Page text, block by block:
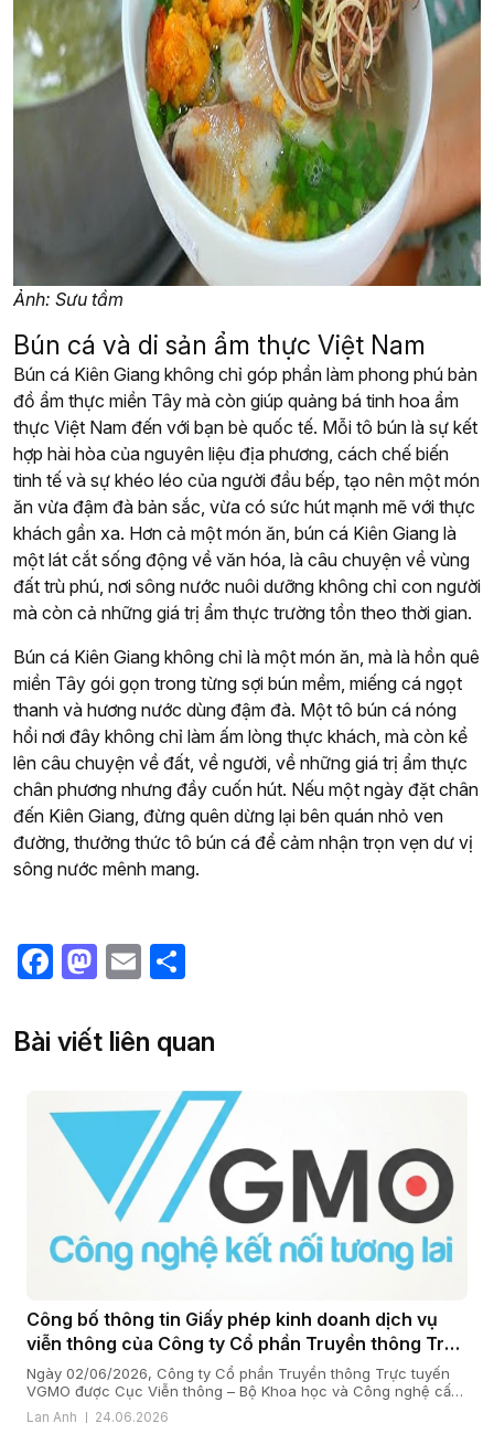
Ảnh: Sưu tầm
Bún cá và di sản ẩm thực Việt Nam
Bún cá Kiên Giang không chỉ góp phần làm phong phú bản
đồ ẩm thực miền Tây mà còn giúp quảng bá tinh hoa ẩm
thực Việt Nam đến với bạn bè quốc tế. Mỗi tô bún là sự kết
hợp hài hòa của nguyên liệu địa phương, cách chế biến
tinh tế và sự khéo léo của người đầu bếp, tạo nên một món
ăn vừa đậm đà bản sắc, vừa có sức hút mạnh mẽ với thực
khách gần xa. Hơn cả một món ăn, bún cá Kiên Giang là
một lát cắt sống động về văn hóa, là câu chuyện về vùng
đất trù phú, nơi sông nước nuôi dưỡng không chỉ con người
mà còn cả những giá trị ẩm thực trường tồn theo thời gian.
Bún cá Kiên Giang không chỉ là một món ăn, mà là hồn quê
miền Tây gói gọn trong từng sợi bún mềm, miếng cá ngọt
thanh và hương nước dùng đậm đà. Một tô bún cá nóng
hổi nơi đây không chỉ làm ấm lòng thực khách, mà còn kể
lên câu chuyện về đất, về người, về những giá trị ẩm thực
chân phương nhưng đầy cuốn hút. Nếu một ngày đặt chân
đến Kiên Giang, đừng quên dừng lại bên quán nhỏ ven
đường, thưởng thức tô bún cá để cảm nhận trọn vẹn dư vị
sông nước mênh mang.
Facebook
Mastodon
Email
Bài viết liên quan
Công bố thông tin Giấy phép kinh doanh dịch vụ
viễn thông của Công ty Cổ phần Truyền thông Trực
tuyến VGMO
Ngày 02/06/2026, Công ty Cổ phần Truyền thông Trực tuyến
VGMO được Cục Viễn thông – Bộ Khoa học và Công nghệ cấp
Giấy phép kinh doanh dịch vụ viễn thông số 180/GP-CVT. Thực
hiện quy định tại khoản 6 Điều 35 Nghị định số 163/2024/NĐ-
Lan Anh 24.06.2026